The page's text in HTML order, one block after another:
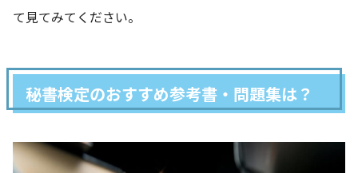
て見てみてください。
秘書検定のおすすめ参考書・問題集は？